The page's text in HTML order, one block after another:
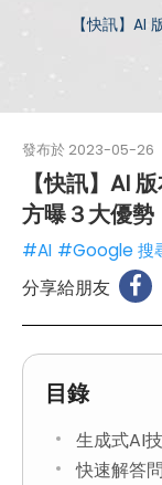
【快訊】
發布於 2023-05-26
【快訊】AI
方曝３大優勢
#AI #Google 搜
分享給朋友
目錄
生成式AI
快速解答